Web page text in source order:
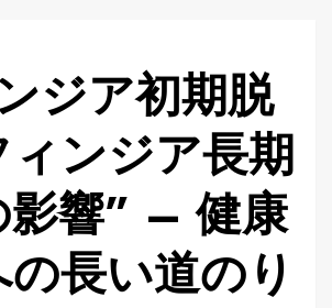
ジア初期脱
ンジア長期
影響” – 健康
長い道のり